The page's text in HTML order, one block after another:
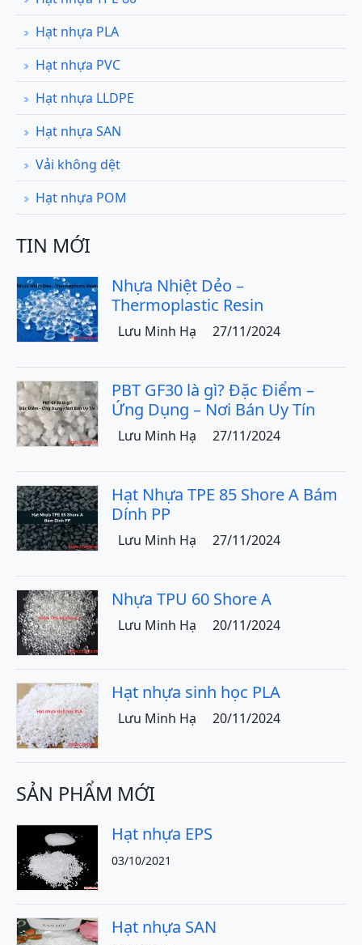
Hạt nhựa PLA
Hạt nhựa PVC
Hạt nhựa LLDPE
Hạt nhựa SAN
Vải không dệt
Hạt nhựa POM
TIN MỚI
Nhựa Nhiệt Dẻo –
Thermoplastic Resin
Lưu Minh Hạ 27/11/2024
PBT GF30 là gì? Đặc Điểm –
Ứng Dụng – Nơi Bán Uy Tín
Lưu Minh Hạ 27/11/2024
Hạt Nhựa TPE 85 Shore A Bám
Dính PP
Lưu Minh Hạ 27/11/2024
Nhựa TPU 60 Shore A
Lưu Minh Hạ 20/11/2024
Hạt nhựa sinh học PLA
Lưu Minh Hạ 20/11/2024
SẢN PHẨM MỚI
Hạt nhựa EPS
03/10/2021
Hạt nhựa SAN